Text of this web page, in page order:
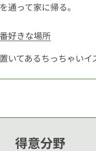
通って家に帰る。
好きな場所
いてあるちっちゃいイ
得意分野